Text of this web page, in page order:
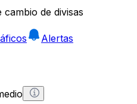
de divisas
Alertas